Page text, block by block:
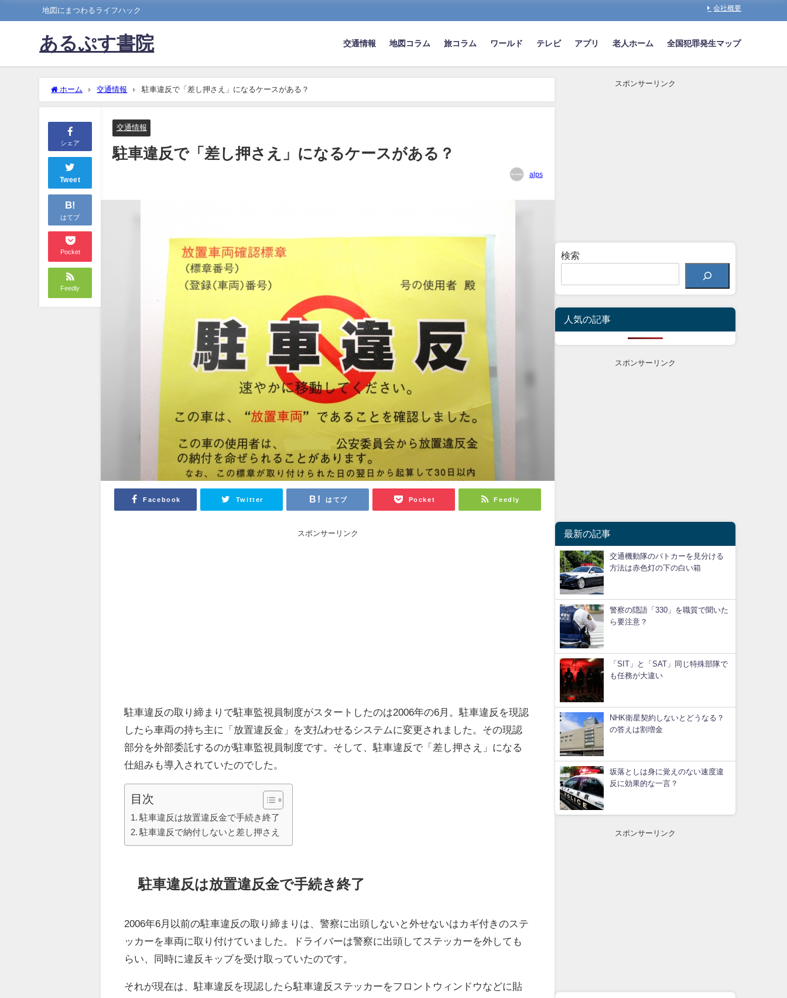
地図にまつわるライフハック 会社概要
あるぷす書院 交通情報 地図コラム 旅コラム ワールド テレビ アプリ 老人ホーム 全国犯罪発生マップ
ホーム 交通情報 駐車違反で「差し押さえ」になるケースがある？
シェア
Tweet
B!
はてブ
Pocket
Feedly
交通情報
駐車違反で「差し押さえ」になるケースがある？
alps
Facebook Twitter はてブ Pocket Feedly
スポンサーリンク
駐車違反の取り締まりで駐車監視員制度がスタートしたのは2006年の6月。駐車違反を現認
したら車両の持ち主に「放置違反金」を支払わせるシステムに変更されました。その現認
部分を外部委託するのが駐車監視員制度です。そして、駐車違反で「差し押さえ」になる
仕組みも導入されていたのでした。
目次
駐車違反は放置違反金で手続き終了
駐車違反で納付しないと差し押さえ
駐車違反は放置違反金で手続き終了
2006年6月以前の駐車違反の取り締まりは、警察に出頭しないと外せないはカギ付きのステ
ッカーを車両に取り付けていました。ドライバーは警察に出頭してステッカーを外しても
らい、同時に違反キップを受け取っていたのです。
それが現在は、駐車違反を現認したら駐車違反ステッカーをフロントウィンドウなどに貼
スポンサーリンク
検索
人気の記事
スポンサーリンク
最新の記事
交通機動隊のパトカーを見分ける
方法は赤色灯の下の白い箱
警察の隠語「330」を職質で聞いた
ら要注意？
「SIT」と「SAT」同じ特殊部隊で
も任務が大違い
NHK衛星契約しないとどうなる？
の答えは割増金
坂落としは身に覚えのない速度違
反に効果的な一言？
スポンサーリンク